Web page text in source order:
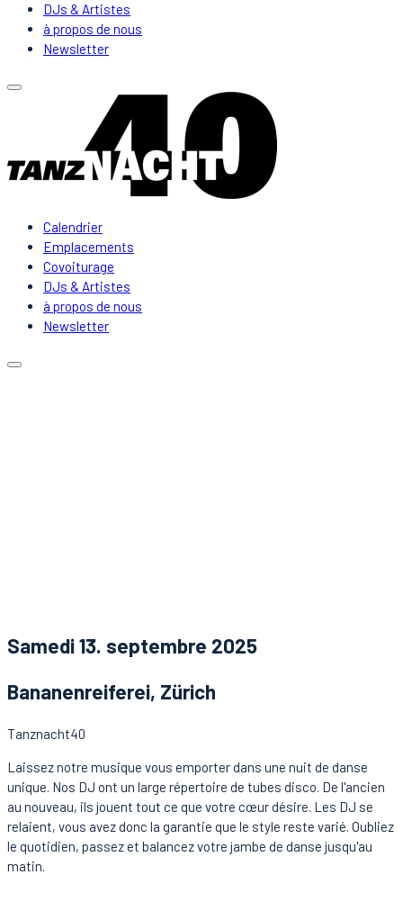
DJs & Artistes
à propos de nous
Newsletter
Calendrier
Emplacements
Covoiturage
DJs & Artistes
à propos de nous
Newsletter
Samedi 13. septembre 2025
Bananenreiferei, Zürich
Tanznacht40
Laissez notre musique vous emporter dans une nuit de danse
unique. Nos DJ ont un large répertoire de tubes disco. De l'ancien
au nouveau, ils jouent tout ce que votre cœur désire. Les DJ se
relaient, vous avez donc la garantie que le style reste varié. Oubliez
le quotidien, passez et balancez votre jambe de danse jusqu'au
matin.